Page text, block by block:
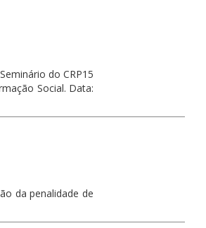
do CRP15
Social. Data:
da penalidade de